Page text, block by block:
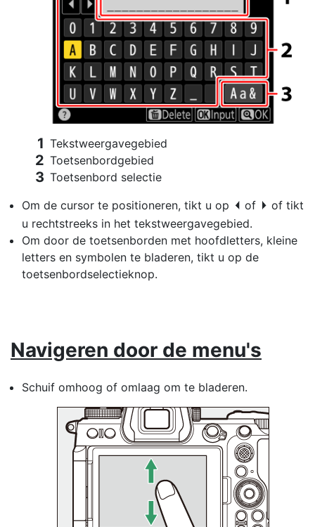
Tekstweergavegebied
Toetsenbordgebied
Toetsenbord selectie
Om de cursor te positioneren, tikt u op e of f of tikt
u rechtstreeks in het tekstweergavegebied.
Om door de toetsenborden met hoofdletters, kleine
letters en symbolen te bladeren, tikt u op de
toetsenbordselectieknop.
Navigeren door de menu's
Schuif omhoog of omlaag om te bladeren.